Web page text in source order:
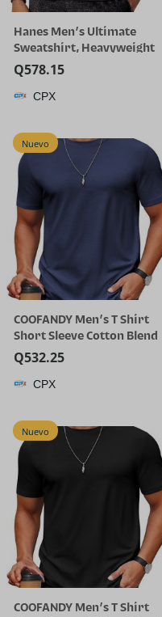
Hanes Men’s Ultimate
Sweatshirt, Heavyweight
Fleece Sweatshirt,
Crewneck Pullover for Men
Q578.15
CPX
Nuevo
COOFANDY Men’s T Shirt
Short Sleeve Cotton Blend
T-Shirts Crew Neck Casual
Summer Basic Tee Shirts
Q532.25
CPX
Nuevo
COOFANDY Men’s T Shirt